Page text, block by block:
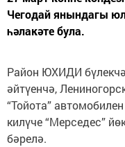
Чегодай янындагы
һәлакәте була.
Район ЮХИДИ
әйтүенчә,
“Тойота”
килүче “Мерседес”
бәрелә.